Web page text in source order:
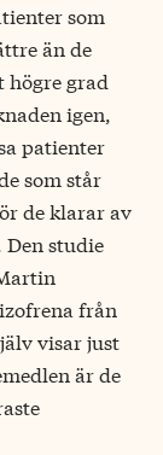
som
än de
högre grad
igen,
patienter
som står
de klarar av
studie
från
visar just
är de